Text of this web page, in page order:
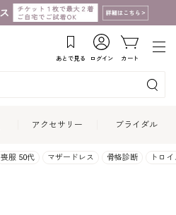
あとで見る ログイン カート
アクセサリー ブライダル
喪服 50代 マザードレス 骨格診断 トロ